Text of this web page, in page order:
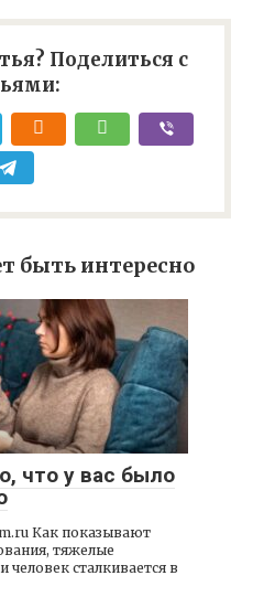
Поделиться с
быть интересно
что у вас было
Как показывают
тяжелые
сталкивается в